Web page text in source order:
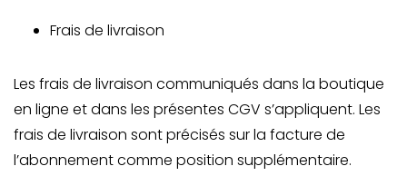
Frais de livraison
Les frais de livraison communiqués dans la boutique
en ligne et dans les présentes CGV s’appliquent. Les
frais de livraison sont précisés sur la facture de
l’abonnement comme position supplémentaire.